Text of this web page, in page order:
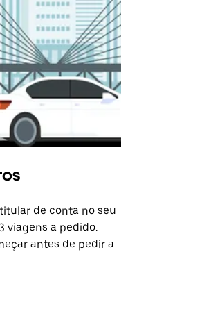
de conta no seu
viagens a pedido.
antes de pedir a